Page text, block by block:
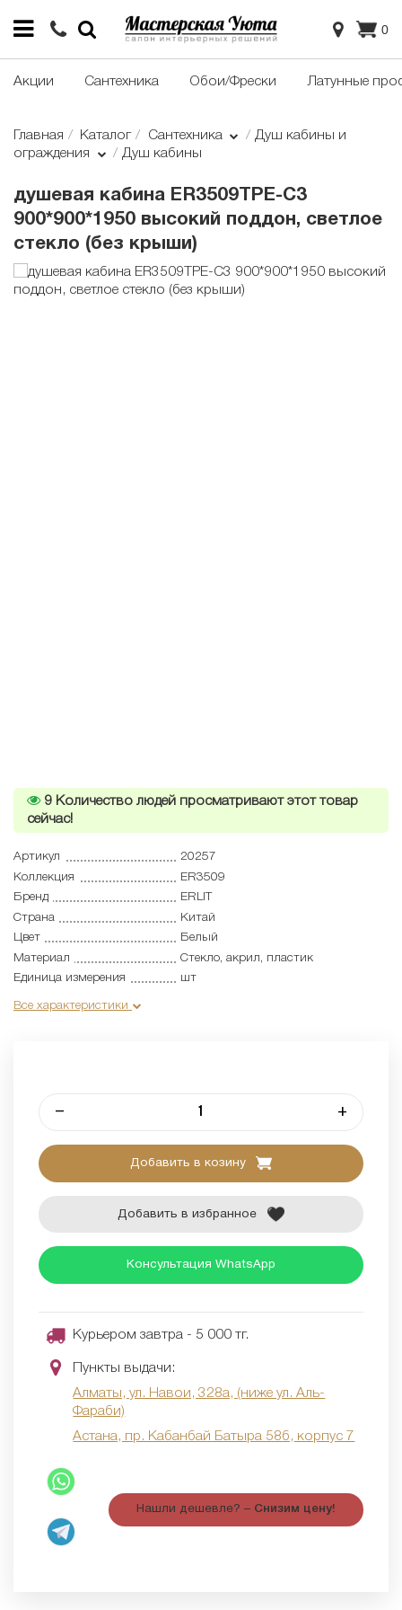
0
Акции Сантехника Обои/Фрески Латунные
Главная Каталог Сантехника
Душ кабины и
ограждения
Душ кабины
душевая кабина ER3509TPE-C3
900*900*1950 высокий поддон, светлое
стекло (без крыши)
9 Количество людей просматривают этот товар
сейчас!
Артикул
20257
Коллекция
ER3509
Бренд
ERLIT
Страна
Китай
Цвет
Белый
Материал
Стекло, акрил, пластик
Единица измерения
шт
Все характеристики
– +
Добавить в козину
Добавить в избранное
Консультация WhatsApp
Курьером завтра - 5 000 тг.
Пункты выдачи:
Алматы, ул. Навои, 328а, (ниже ул. Аль-
Фараби)
Астана, пр. Кабанбай Батыра 58б, корпус 7
Нашли дешевле? – Снизим цену!